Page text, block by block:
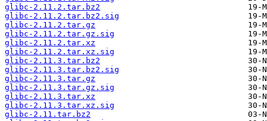
glibc-2.11.2.tar.bz2
glibc-2.11.2.tar.bz2.sig
glibc-2.11.2.tar.gz
glibc-2.11.2.tar.gz.sig
glibc-2.11.2.tar.xz
glibc-2.11.2.tar.xz.sig
glibc-2.11.3.tar.bz2
glibc-2.11.3.tar.bz2.sig
glibc-2.11.3.tar.gz
glibc-2.11.3.tar.gz.sig
glibc-2.11.3.tar.xz
glibc-2.11.3.tar.xz.sig
glibc-2.11.tar.bz2